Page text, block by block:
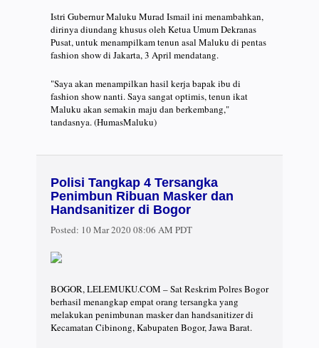
Istri Gubernur Maluku Murad Ismail ini menambahkan,
dirinya diundang khusus oleh Ketua Umum Dekranas
Pusat, untuk menampilkam tenun asal Maluku di pentas
fashion show di Jakarta, 3 April mendatang.
"Saya akan menampilkan hasil kerja bapak ibu di
fashion show nanti. Saya sangat optimis, tenun ikat
Maluku akan semakin maju dan berkembang,"
tandasnya. (HumasMaluku)
Polisi Tangkap 4 Tersangka
Penimbun Ribuan Masker dan
Handsanitizer di Bogor
Posted: 10 Mar 2020 08:06 AM PDT
BOGOR, LELEMUKU.COM – Sat Reskrim Polres Bogor
berhasil menangkap empat orang tersangka yang
melakukan penimbunan masker dan handsanitizer di
Kecamatan Cibinong, Kabupaten Bogor, Jawa Barat.